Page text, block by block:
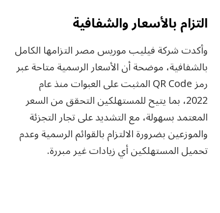
التزام بالأسعار والشفافية
وأكدت شركة فيليب موريس مصر التزامها الكامل
بالشفافية، موضحة أن الأسعار الرسمية متاحة عبر
رمز QR Code المثبت على العبوات منذ عام
2022، بما يتيح للمستهلكين التحقق من السعر
المعتمد بسهولة، مع التشديد على تجار التجزئة
والموزعين بضرورة الالتزام بالقوائم الرسمية وعدم
تحميل المستهلكين أي زيادات غير مبررة.